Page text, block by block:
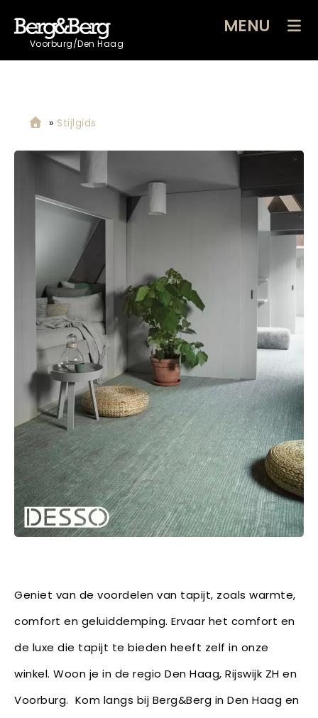
Voorburg/Den Haag
MENU
» Stijlgids
Geniet van de voordelen van tapijt, zoals warmte,
comfort en geluiddemping. Ervaar het comfort en
de luxe die tapijt te bieden heeft zelf in onze
winkel. Woon je in de regio Den Haag, Rijswijk ZH en
Voorburg. Kom langs bij Berg&Berg in Den Haag en